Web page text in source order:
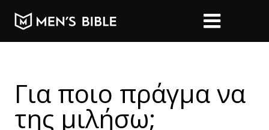
Για ποιο πράγμα να
της μιλήσω;